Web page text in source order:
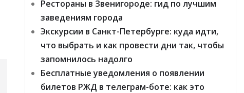
Рестораны в Звенигороде: гид по лучшим
заведениям города
Экскурсии в Санкт-Петербурге: куда идти,
что выбрать и как провести дни так, чтобы
запомнилось надолго
Бесплатные уведомления о появлении
билетов РЖД в телеграм-боте: как это